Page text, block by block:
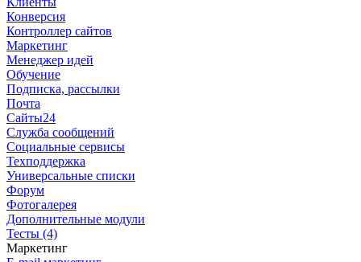
Конверсия
Контроллер сайтов
Маркетинг
Менеджер идей
Обучение
Подписка, рассылки
Почта
Сайты24
Служба сообщений
Социальные сервисы
Техподдержка
Универсальные списки
Форум
Фотогалерея
Дополнительные модули
Тесты (4)
Маркетинг